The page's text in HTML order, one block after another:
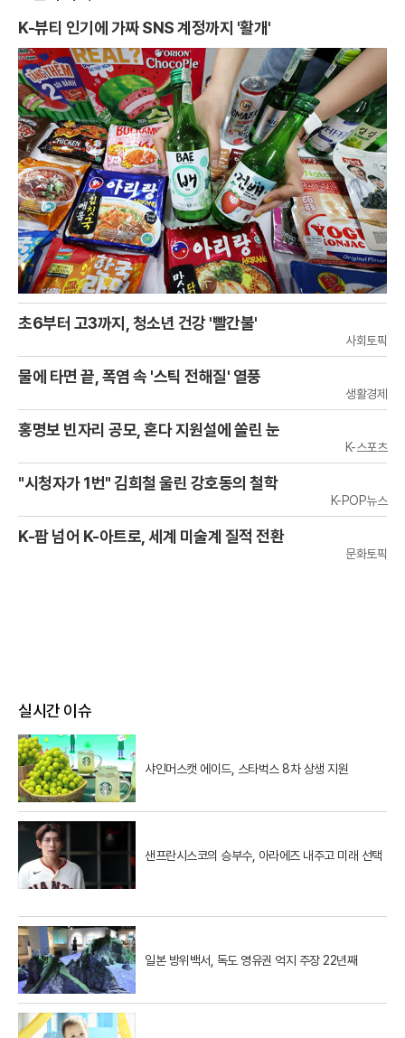
K-뷰티 인기에 가짜 SNS 계정까지 '활개'
초6부터 고3까지, 청소년 건강 '빨간불'
사회토픽
물에 타면 끝, 폭염 속 '스틱 전해질' 열풍
생활경제
홍명보 빈자리 공모, 혼다 지원설에 쏠린 눈
K-스포츠
"시청자가 1번" 김희철 울린 강호동의 철학
K-POP뉴스
K-팝 넘어 K-아트로, 세계 미술계 질적 전환
문화토픽
실시간 이슈
샤인머스캣 에이드, 스타벅스 8차 상생 지원
샌프란시스코의 승부수, 아라에즈 내주고 미래 선택
일본 방위백서, 독도 영유권 억지 주장 22년째